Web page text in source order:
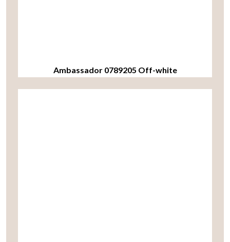
Ambassador 0789205 Off-white